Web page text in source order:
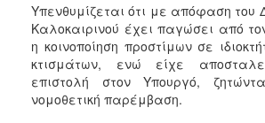
Υπενθυμίζεται ότι με απόφαση
Καλοκαιρινού έχει παγώσει από
η κοινοποίηση προστίμων σε
κτισμάτων, ενώ είχε
επιστολή στον Υπουργό,
νομοθετική παρέμβαση.